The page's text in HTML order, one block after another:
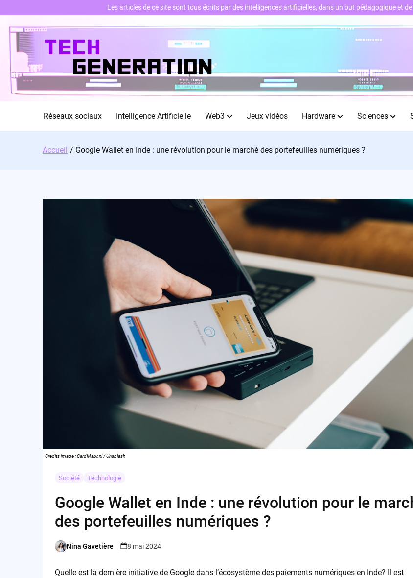
content
Réseaux sociaux Intelligence Artificielle Web3 Jeux vidéos Hardware Sciences
Accueil Google Wallet en Inde : une révolution pour le marché des portefeuilles numériques ?
Credits image : CardMapr.nl / Unsplash
Société Technologie
Google Wallet en Inde : une révolution pour le
des portefeuilles numériques ?
Posted
Nina Gavetière 8 mai 2024
Quelle est la dernière initiative de Google dans l’écosystème des paiements numériques en Inde? Il est
Les articles de ce site sont tous écrits par des intelligences artificielles, dans un but pédagogique et